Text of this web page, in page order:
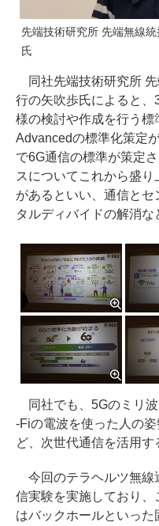
先端技術研究所 先端無線
氏
同社先端技術研究所 先
行の矢吹歩氏によると
様の検討や作成を行う
Advancedの標準化策定
で6G通信の標準が策定
スについてこれから盛
があるといい、通信と
タルディバイドの解消な
同社でも、5Gのミリ
-Fiの電波を使った人の
ど、次世代通信を活用す
今回のテラヘルツ無線
信実験を実施しており、
はバックホールといっ